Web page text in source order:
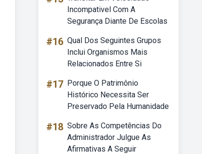
Incompativel Com A
Segurança Diante De Escolas
#16 Qual Dos Seguintes Grupos
Inclui Organismos Mais
Relacionados Entre Si
#17 Porque O Patrimônio
Histórico Necessita Ser
Preservado Pela Humanidade
#18 Sobre As Competências Do
Administrador Julgue As
Afirmativas A Seguir